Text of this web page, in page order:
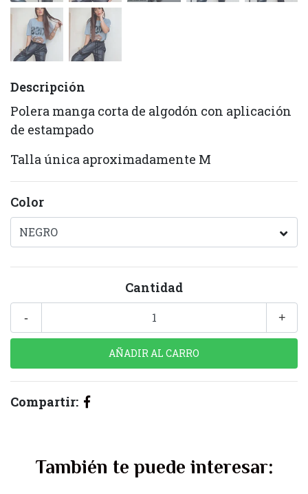
Descripción
Polera manga corta de algodón con aplicación
de estampado
Talla única aproximadamente M
Color
Cantidad
+
-
Compartir:
También te puede interesar: